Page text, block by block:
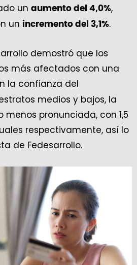
un aumento del 4,0%,
un incremento del 3,1%.
demostró que los
más afectados con una
la confianza del
medios y bajos, la
pronunciada, con 1,5
respectivamente, así lo
de Fedesarrollo.